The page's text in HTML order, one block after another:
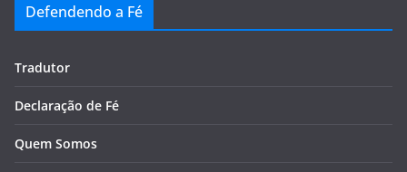
Defendendo a Fé
Tradutor
Declaração de Fé
Quem Somos